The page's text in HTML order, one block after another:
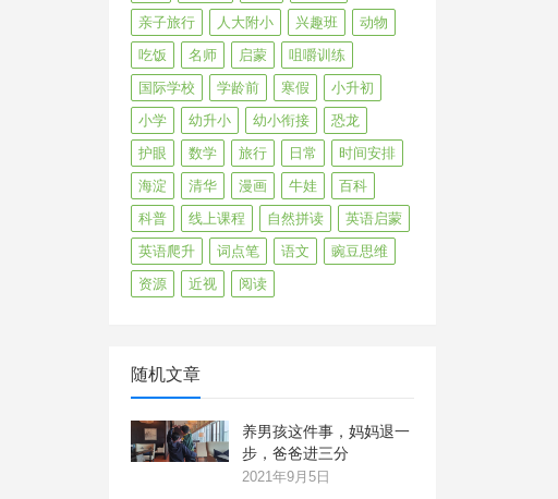
亲子旅行
人大附小 兴趣班
动物
吃饭
名师 启蒙
咀嚼训练
国际学校
学龄前 寒假
小升初
小学
幼升小 幼小衔接
恐龙
护眼
数学 旅行 日常
时间安排
海淀
清华 漫画 牛娃
百科
科普
线上课程 自然拼读
英语启蒙
英语爬升
词点笔 语文
豌豆思维
资源
近视 阅读
随机文章
养男孩这件事，妈妈退一
步，爸爸进三分
2021年9月5日